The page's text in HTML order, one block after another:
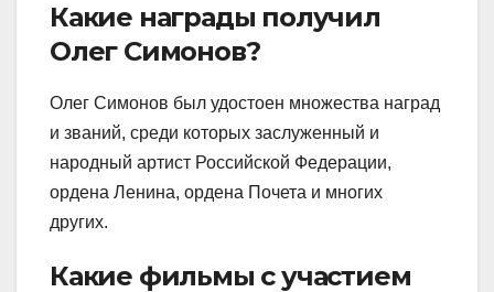
Какие награды получил
Олег Симонов?
Олег Симонов был удостоен множества наград
и званий, среди которых заслуженный и
народный артист Российской Федерации,
ордена Ленина, ордена Почета и многих
других.
Какие фильмы с участием